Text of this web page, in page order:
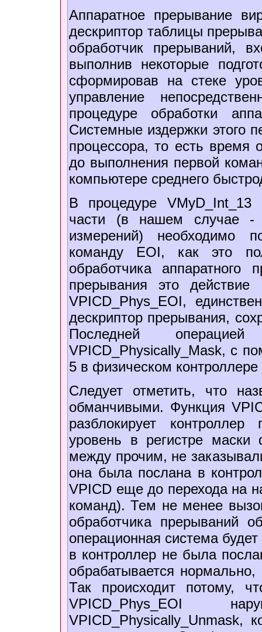
Аппаратное прерывание
дескриптор таблицы
обработчик прерываний,
выполнив некоторые
сформировав на стеке
управление
процедуре обработки
Системные издержки этого
процессора, то есть время
до выполнения первой
компьютере среднего
В процедуре VMyD_Int_13
части (в нашем случае -
измерений) необходимо
команду EOI, как это
обработчика аппаратного
прерывания это
VPICD_Phys_EOI,
дескриптор прерывания,
Последней
VPICD_Physically_Mask, с
5 в физическом
Следует отметить, что
обманчивыми. Функция
разблокирует
уровень в регистре маски
между прочим, не
она была послана в
VPICD еще до перехода на
команд). Тем не менее
обработчика прерываний
операционная система
в контроллер не была
обрабатывается
Так происходит потому,
VPICD_Phys_EOI
VPICD_Physically_Unmask,